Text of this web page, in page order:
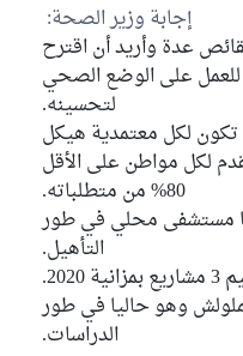
إجابة وزير الصحة:
عدة وأريد أن اقترح
على الوضع الصحي
لتحسينه.
تكون لكل معتمدية هيكل
لكل مواطن على الأقل
80% من متطلباته.
مستشفى محلي في طور
التأهيل.
وهو حاليا في طور
الدراسات.